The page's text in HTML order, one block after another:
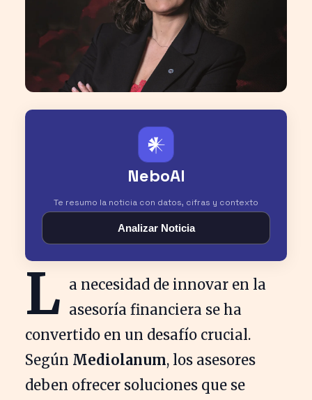
𒀭
NeboAI
Te resumo la noticia con datos, cifras y contexto
Analizar Noticia
L a necesidad de innovar en la
asesoría financiera se ha
convertido en un desafío crucial.
Según Mediolanum, los asesores
deben ofrecer soluciones que se